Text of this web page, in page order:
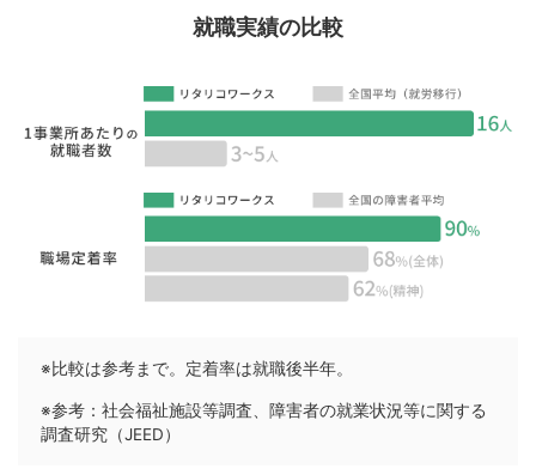
就職実績の比較
※比較は参考まで。定着率は就職後半年。
※参考：社会福祉施設等調査、障害者の就業状況等に関する
調査研究（JEED）